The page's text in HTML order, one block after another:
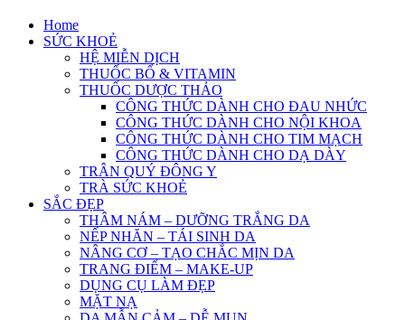
Home
SỨC KHOẺ
HỆ MIỄN DỊCH
THUỐC BỔ & VITAMIN
THUỐC DƯỢC THẢO
CÔNG THỨC DÀNH CHO ĐAU NHỨC
CÔNG THỨC DÀNH CHO NỘI KHOA
CÔNG THỨC DÀNH CHO TIM MẠCH
CÔNG THỨC DÀNH CHO DẠ DÀY
TRÂN QUÝ ĐÔNG Y
TRÀ SỨC KHOẺ
SẮC ĐẸP
THÂM NÁM – DƯỠNG TRẮNG DA
NẾP NHĂN – TÁI SINH DA
NÂNG CƠ – TẠO CHẮC MỊN DA
TRANG ĐIỂM – MAKE-UP
DỤNG CỤ LÀM ĐẸP
MẶT NẠ